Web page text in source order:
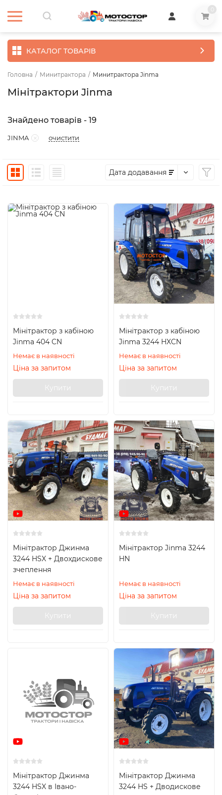
КАТАЛОГ ТОВАРІВ
Головна / Минитрактора / Минитрактора Jinma
Мінітрактори Jinma
Знайдено товарів - 19
JINMA очистити
Дата додавання
Мінітрактор з кабіною
Jinma 404 CN
Немає в наявності
Ціна за запитом
Купити
Мінітрактор з кабіною
Jinma 3244 HXCN
Немає в наявності
Ціна за запитом
Купити
Мінітрактор Джинма
3244 HSX + Двохдискове
зчеплення
Немає в наявності
Ціна за запитом
Купити
Мінітрактор Jinma 3244
HN
Немає в наявності
Ціна за запитом
Купити
Мінітрактор Джинма
3244 HSX в Івано-
Мінітрактор Джинма
3244 HS + Дводискове